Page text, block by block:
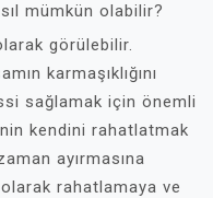
mümkün olabilir?
görülebilir.
karmaşıklığını
sağlamak için önemli
kendini rahatlatmak
ayırmasına
rahatlamaya ve